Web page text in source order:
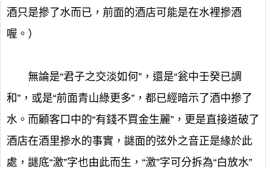
酒只是摻了水而已，前面的酒店可能是在水裡摻酒
喔。）
無論是“君子之交淡如何”，還是“瓮中壬癸已調
和”，或是“前面青山綠更多”，都已經暗示了酒中摻了
水。而顧客口中的“有錢不買金生麗”，更是直接道破了
酒店在酒里摻水的事實，謎面的弦外之音正是緣於此
處，謎底“激”字也由此而生，“激”字可分拆為“白放水”